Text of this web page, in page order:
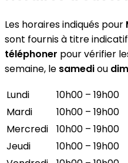
Les horaires indiqués pour
sont fournis à titre
téléphoner pour vérifier
semaine, le samediou
Lundi
10h00 – 19h00
Mardi
10h00 – 19h00
Mercredi
10h00 – 19h00
Jeudi
10h00 – 19h00